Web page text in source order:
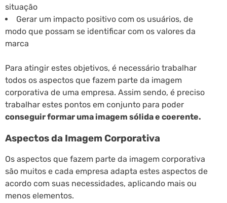
situação
Gerar um impacto positivo com os usuários, de
modo que possam se identificar com os valores da
marca
Para atingir estes objetivos, é necessário trabalhar
todos os aspectos que fazem parte da imagem
corporativa de uma empresa. Assim sendo, é preciso
trabalhar estes pontos em conjunto para poder
conseguir formar uma imagem sólida e coerente.
Aspectos da Imagem Corporativa
Os aspectos que fazem parte da imagem corporativa
são muitos e cada empresa adapta estes aspectos de
acordo com suas necessidades, aplicando mais ou
menos elementos.